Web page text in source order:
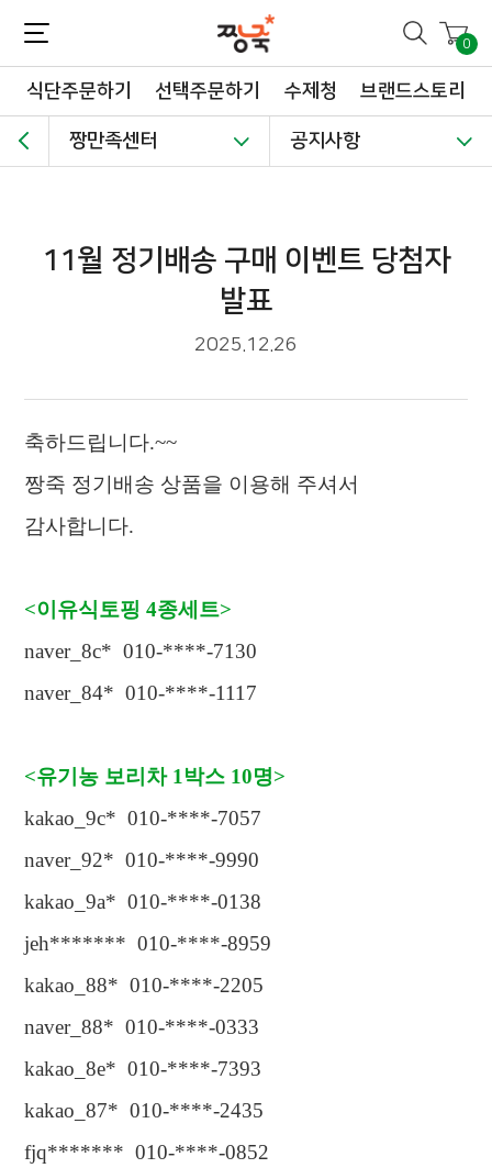
0
식단주문하기 선택주문하기 수제청 브랜드스토리
짱만족센터 공지사항
11월 정기배송 구매 이벤트 당첨자
발표
2025.12.26
축하드립니다.~~
짱죽 정기배송 상품을 이용해 주셔서
감사합니다.
<이유식토핑4종세트>
naver_8c* 010-****-7130
naver_84* 010-****-1117
<유기농 보리차 1 박스 10명>
kakao_9c* 010-****-7057
naver_92* 010-****-9990
kakao_9a* 010-****-0138
jeh******* 010-****-8959
kakao_88* 010-****-2205
naver_88* 010-****-0333
kakao_8e* 010-****-7393
kakao_87* 010-****-2435
fjq******* 010-****-0852